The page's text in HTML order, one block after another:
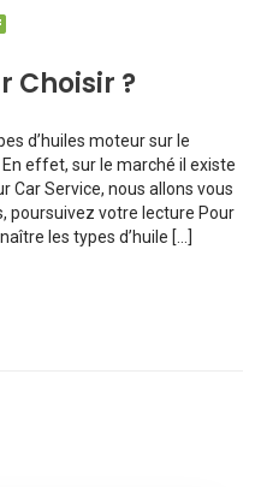
Choisir ?
d’huiles moteur sur le
effet, sur le marché il existe
Car Service, nous allons vous
poursuivez votre lecture Pour
les types d’huile […]